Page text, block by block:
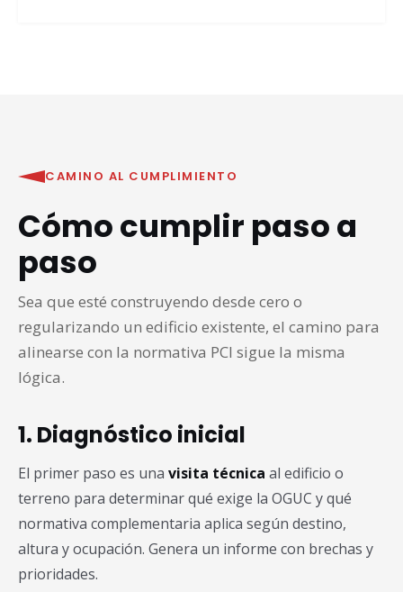
CAMINO AL CUMPLIMIENTO
Cómo cumplir paso a
paso
Sea que esté construyendo desde cero o
regularizando un edificio existente, el camino para
alinearse con la normativa PCI sigue la misma
lógica.
1. Diagnóstico inicial
El primer paso es una visita técnica al edificio o
terreno para determinar qué exige la OGUC y qué
normativa complementaria aplica según destino,
altura y ocupación. Genera un informe con brechas y
prioridades.